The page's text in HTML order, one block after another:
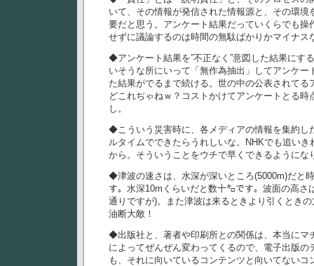
いて、その情報が発信された情報源と、その環境
要だと思う。アンケート結果だっていくらでも操
せずに議論するのは時間の無駄ばかりかマイナス
◆アンケート結果を”不正なく”意図した結果にす
いそうな所にいって「無作為抽出」してアンケー
た結果がでるまで続ける。世の中の公表されてる
どこれぢゃねｗ？コストかけてアンケートとる時
し。
◆こういう災害時に、各メディアの情報を集約し
ルタイムでできたらうれしいな。NHKでも追い
から。そういうことをウチで早くできるようにな
◆津波の速さは、水深が深いところ(5000m)だと
す。水深10mくらいだと数十㌔です。波面の高さ
通りですが)。また津波は来るときより引くとき
油断大敵！
◆出版社と、著者や印刷所との関係は、本当にマ
によってぜんぜん変わってくるので、電子出版の
も、それに向いているコンテンツと向いてないコ